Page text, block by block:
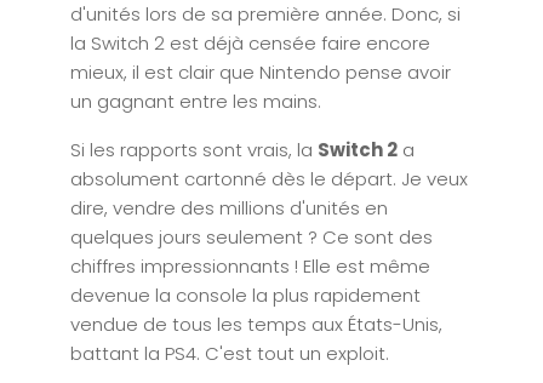
d'unités lors de sa première année. Donc, si
la Switch 2 est déjà censée faire encore
mieux, il est clair que Nintendo pense avoir
un gagnant entre les mains.
Si les rapports sont vrais, la Switch 2 a
absolument cartonné dès le départ. Je veux
dire, vendre des millions d'unités en
quelques jours seulement ? Ce sont des
chiffres impressionnants ! Elle est même
devenue la console la plus rapidement
vendue de tous les temps aux États-Unis,
battant la PS4. C'est tout un exploit.